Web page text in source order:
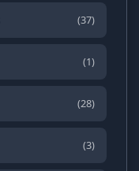
(37)
(1)
(28)
(3)